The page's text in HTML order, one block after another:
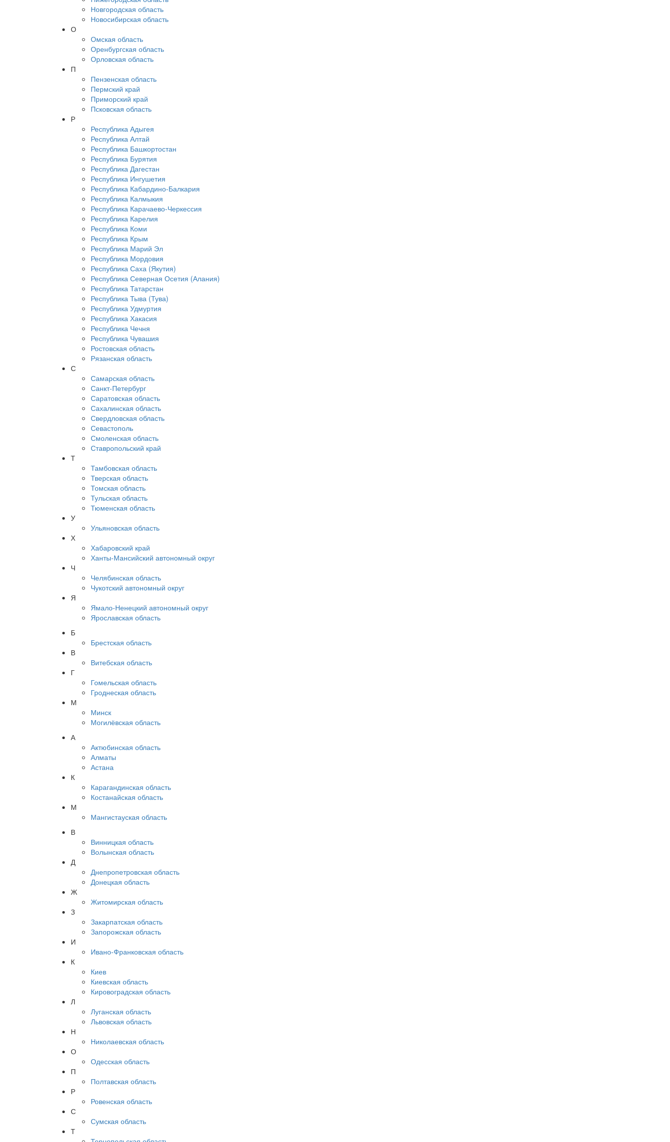
Новгородская область
Новосибирская область
О
Омская область
Оренбургская область
Орловская область
П
Пензенская область
Пермский край
Приморский край
Псковская область
Р
Республика Адыгея
Республика Алтай
Республика Башкортостан
Республика Бурятия
Республика Дагестан
Республика Ингушетия
Республика Кабардино-Балкария
Республика Калмыкия
Республика Карачаево-Черкессия
Республика Карелия
Республика Коми
Республика Крым
Республика Марий Эл
Республика Мордовия
Республика Саха (Якутия)
Республика Северная Осетия (Алания)
Республика Татарстан
Республика Тыва (Тува)
Республика Удмуртия
Республика Хакасия
Республика Чечня
Республика Чувашия
Ростовская область
Рязанская область
С
Самарская область
Санкт-Петербург
Саратовская область
Сахалинская область
Свердловская область
Севастополь
Смоленская область
Ставропольский край
Т
Тамбовская область
Тверская область
Томская область
Тульская область
Тюменская область
У
Ульяновская область
Х
Хабаровский край
Ханты-Мансийский автономный округ
Ч
Челябинская область
Чукотский автономный округ
Я
Ямало-Ненецкий автономный округ
Ярославская область
Б
Брестская область
В
Витебская область
Г
Гомельская область
Гроднеская область
М
Минск
Могилёвская область
А
Актюбинская область
Алматы
Астана
К
Карагандинская область
Костанайская область
М
Мангистауская область
В
Винницкая область
Волынская область
Д
Днепропетровская область
Донецкая область
Ж
Житомирская область
З
Закарпатская область
Запорожская область
И
Ивано-Франковская область
К
Киев
Киевская область
Кировоградская область
Л
Луганская область
Львовская область
Н
Николаевская область
О
Одесская область
П
Полтавская область
Р
Ровенская область
С
Сумская область
Т